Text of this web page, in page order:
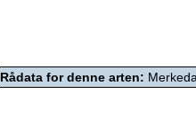
Rådata for denne arten: